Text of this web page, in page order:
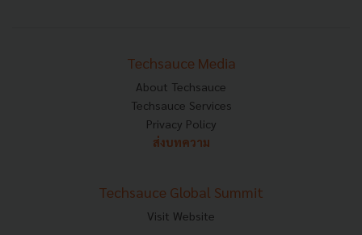
Techsauce Media
About Techsauce
Techsauce Services
Privacy Policy
ส่งบทความ
Techsauce Global Summit
Visit Website